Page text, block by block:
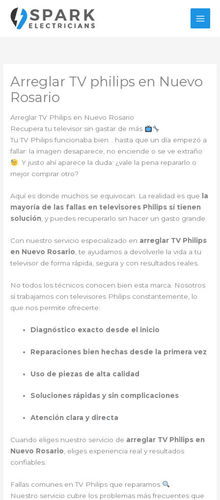
contenido
Arreglar TV philips en Nuevo
Rosario
Arreglar TV Philips en Nuevo Rosario
Recupera tu televisor sin gastar de más
Tu TV Philips funcionaba bien… hasta que un día empezó a
fallar: la imagen desaparece, no enciende o se ve extraño
. Y justo ahí aparece la duda: ¿vale la pena repararlo o
mejor comprar otro?
Aquí es donde muchos se equivocan. La realidad es que
la
mayoría de las fallas en televisores Philips sí tienen
solución , y puedes recuperarlo sin hacer un gasto grande.
Con nuestro servicio especializado en arreglar TV Philips
en Nuevo Rosario , te ayudamos a devolverle la vida a tu
televisor de forma rápida, segura y con resultados reales.
No todos los técnicos conocen bien esta marca. Nosotros
sí trabajamos con televisores Philips constantemente, lo
que nos permite ofrecerte:
Diagnóstico exacto desde el inicio
Reparaciones bien hechas desde la primera vez
Uso de piezas de alta calidad
Soluciones rápidas y sin complicaciones
Atención clara y directa
Cuando eliges nuestro servicio de arreglar TV Philips en
Nuevo Rosario , eliges experiencia real y resultados
confiables.
Fallas comunes en TV Philips que reparamos
Nuestro servicio cubre los problemas más frecuentes que